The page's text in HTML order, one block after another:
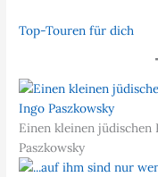
Top-Touren für dich
Einen kleinen
Paszkowsky